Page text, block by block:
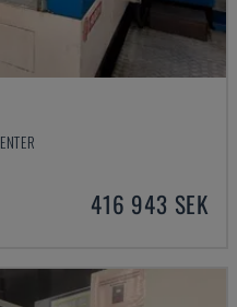
416 943 SEK